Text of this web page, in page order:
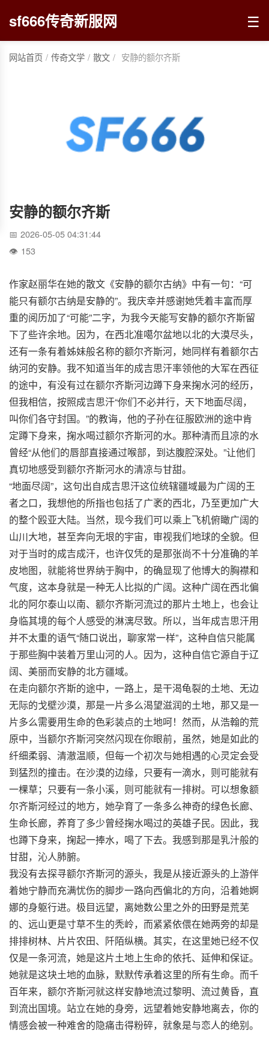
sf666传奇新服网 ☰
网站首页 / 传奇文学 / 散文 / 安静的额尔齐斯
安静的额尔齐斯
2026-05-05 04:31:44
153
作家赵丽华在她的散文《安静的额尔古纳》中有一句：“可
能只有额尔古纳是安静的”。我庆幸并感谢她凭着丰富而厚
重的阅历加了“可能”二字，为我今天能写安静的额尔齐斯留
下了些许余地。因为，在西北准噶尔盆地以北的大漠尽头，
还有一条有着姊妹般名称的额尔齐斯河，她同样有着额尔古
纳河的安静。我不知道当年的成吉思汗率领他的大军在西征
的途中，有没有过在额尔齐斯河边蹲下身来掬水河的经历，
但我相信，按照成吉思汗“你们不必并行，天下地面尽阔，
叫你们各守封国。”的教诲，他的子孙在征服欧洲的途中肯
定蹲下身来，掬水喝过额尔齐斯河的水。那种清而且凉的水
曾经“从他们的唇部直接通过喉部，到达腹腔深处。”让他们
真切地感受到额尔齐斯河水的清凉与甘甜。
“地面尽阔”，这句出自成吉思汗这位统辖疆域最为广阔的王
者之口，我想他的所指也包括了广袤的西北，乃至更加广大
的整个殴亚大陆。当然，现今我们可以乘上飞机俯瞰广阔的
山川大地，甚至奔向无垠的宇宙，审视我们地球的全貌。但
对于当时的成吉成汗，也许仅凭的是那张尚不十分准确的羊
皮地图，就能将世界纳于胸中，的确显现了他博大的胸襟和
气度，这本身就是一种无人比拟的广阔。这种广阔在西北偏
北的阿尔泰山以南、额尔齐斯河流过的那片土地上，也会让
身临其境的每个人感受的淋漓尽致。所以，当年成吉思汗用
并不太重的语气“随口说出，聊家常一样”，这种自信只能属
于那些胸中装着万里山河的人。因为，这种自信它源自于辽
阔、美丽而安静的北方疆域。
在走向额尔齐斯的途中，一路上，是干渴龟裂的土地、无边
无际的戈壁沙漠，那是一片多么渴望滋润的土地，那又是一
片多么需要用生命的色彩装点的土地呵！然而，从浩翰的荒
原中，当额尔齐斯河突然闪现在你眼前，虽然，她是如此的
纤细柔弱、清澈温顺，但每一个初次与她相遇的心灵定会受
到猛烈的撞击。在沙漠的边缘，只要有一滴水，则可能就有
一棵草；只要有一条小溪，则可能就有一排树。可以想象额
尔齐斯河经过的地方，她孕育了一条多么神奇的绿色长廊、
生命长廊，养育了多少曾经掬水喝过的英雄子民。因此，我
也蹲下身来，掬起一捧水，喝了下去。我感到那是乳汁般的
甘甜，沁人肺腑。
我没有去探寻额尔齐斯河的源头，我是从接近源头的上游伴
着她宁静而充满忧伤的脚步一路向西偏北的方向，沿着她婀
娜的身躯行进。极目远望，离她数公里之外的田野是荒芜
的、远山更是寸草不生的秃岭，而紧紧依偎在她两旁的却是
排排树林、片片农田、阡陌纵横。其实，在这里她已经不仅
仅是一条河流，她是这片土地上生命的依托、延伸和保证。
她就是这块土地的血脉，默默传承着这里的所有生命。而千
百年来，额尔齐斯河就这样安静地流过黎明、流过黄昏，直
到流出国境。站立在她的身旁，远望着她安静地离去，你的
情感会被一种难舍的隐痛击得粉碎，就象是与恋人的绝别。